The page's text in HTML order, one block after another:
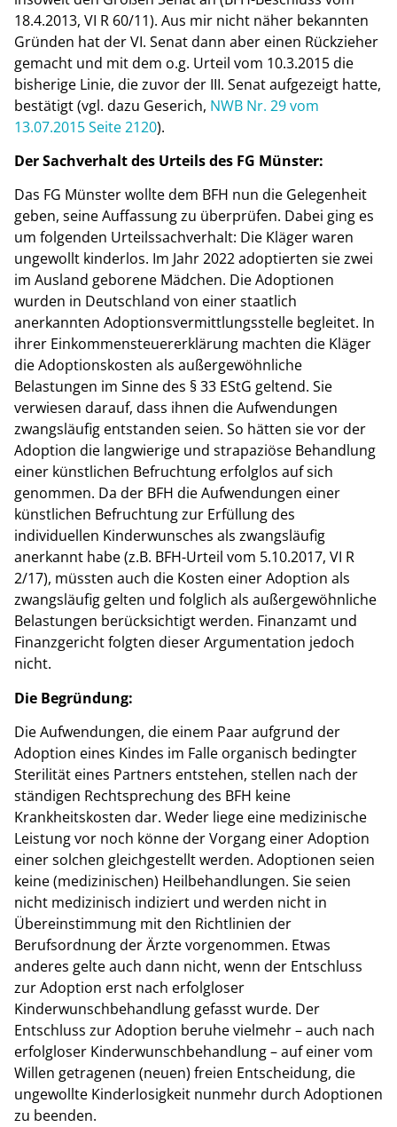
18.4.2013, VI R 60/11). Aus mir nicht näher bekannten
Gründen hat der VI. Senat dann aber einen Rückzieher
gemacht und mit dem o.g. Urteil vom 10.3.2015 die
bisherige Linie, die zuvor der III. Senat aufgezeigt hatte,
bestätigt (vgl. dazu Geserich, NWB Nr. 29 vom
13.07.2015 Seite 2120).
Der Sachverhalt des Urteils des FG Münster:
Das FG Münster wollte dem BFH nun die Gelegenheit
geben, seine Auffassung zu überprüfen. Dabei ging es
um folgenden Urteilssachverhalt: Die Kläger waren
ungewollt kinderlos. Im Jahr 2022 adoptierten sie zwei
im Ausland geborene Mädchen. Die Adoptionen
wurden in Deutschland von einer staatlich
anerkannten Adoptionsvermittlungsstelle begleitet. In
ihrer Einkommensteuererklärung machten die Kläger
die Adoptionskosten als außergewöhnliche
Belastungen im Sinne des § 33 EStG geltend. Sie
verwiesen darauf, dass ihnen die Aufwendungen
zwangsläufig entstanden seien. So hätten sie vor der
Adoption die langwierige und strapaziöse Behandlung
einer künstlichen Befruchtung erfolglos auf sich
genommen. Da der BFH die Aufwendungen einer
künstlichen Befruchtung zur Erfüllung des
individuellen Kinderwunsches als zwangsläufig
anerkannt habe (z.B. BFH-Urteil vom 5.10.2017, VI R
2/17), müssten auch die Kosten einer Adoption als
zwangsläufig gelten und folglich als außergewöhnliche
Belastungen berücksichtigt werden. Finanzamt und
Finanzgericht folgten dieser Argumentation jedoch
nicht.
Die Begründung:
Die Aufwendungen, die einem Paar aufgrund der
Adoption eines Kindes im Falle organisch bedingter
Sterilität eines Partners entstehen, stellen nach der
ständigen Rechtsprechung des BFH keine
Krankheitskosten dar. Weder liege eine medizinische
Leistung vor noch könne der Vorgang einer Adoption
einer solchen gleichgestellt werden. Adoptionen seien
keine (medizinischen) Heilbehandlungen. Sie seien
nicht medizinisch indiziert und werden nicht in
Übereinstimmung mit den Richtlinien der
Berufsordnung der Ärzte vorgenommen. Etwas
anderes gelte auch dann nicht, wenn der Entschluss
zur Adoption erst nach erfolgloser
Kinderwunschbehandlung gefasst wurde. Der
Entschluss zur Adoption beruhe vielmehr – auch nach
erfolgloser Kinderwunschbehandlung – auf einer vom
Willen getragenen (neuen) freien Entscheidung, die
ungewollte Kinderlosigkeit nunmehr durch Adoptionen
zu beenden.